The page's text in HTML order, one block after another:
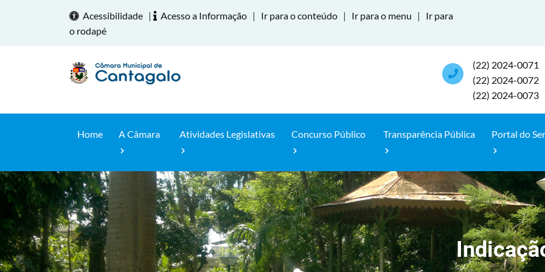
Acessibilidade | Acesso a Informação | Ir para o conteúdo | Ir para o menu |
Ir para
o rodapé
(22) 2024-0071
(22) 2024-0072
(22) 2024-0073
Home A Câmara Atividades Legislativas Concurso Público Transparência Pública Portal do